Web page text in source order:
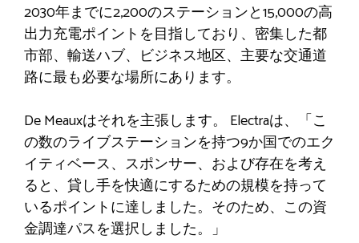
2030年までに2,200のステーションと15,000の高
出力充電ポイントを目指しており、密集した都
市部、輸送ハブ、ビジネス地区、主要な交通道
路に最も必要な場所にあります。
De Meauxはそれを主張します。 Electraは、「こ
の数のライブステーションを持つ9か国でのエク
イティベース、スポンサー、および存在を考え
ると、貸し手を快適にするための規模を持って
いるポイントに達しました。そのため、この資
金調達パスを選択しました。」